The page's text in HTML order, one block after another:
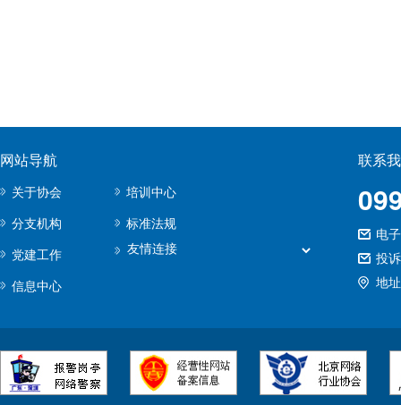
网站导航
关于协会
分支机构
党建工作
信息中心
培训中心
标准法规
联系
电
投
地